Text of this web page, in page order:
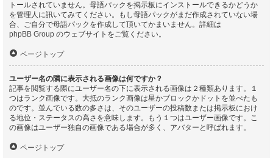
トールされていません。母語パックを掲示板にインストールできるかどうか
を管理人に訊いてみてください。もし母語パックがまだ作成されていない場
合、ご自分で母語パックを作成して頂いてかまいません。詳細は
phpBB Group のウェブサイトをご覧ください。
ページトップ
ユーザー名の隣に表示される画像は何ですか？
記事を閲覧する際にユーザー名の下に表示される画像は２種類あります。１
つはランク画像です。大抵のランク画像は星かブロックかドットを並べたも
のです。並んでいる数の多さは、そのユーザーの投稿数または掲示板におけ
る地位・ステータスの高さを意味します。もう１つはユーザー画像です。こ
の画像はユーザー独自の画像である場合が多く、アバターと呼ばれます。
ページトップ